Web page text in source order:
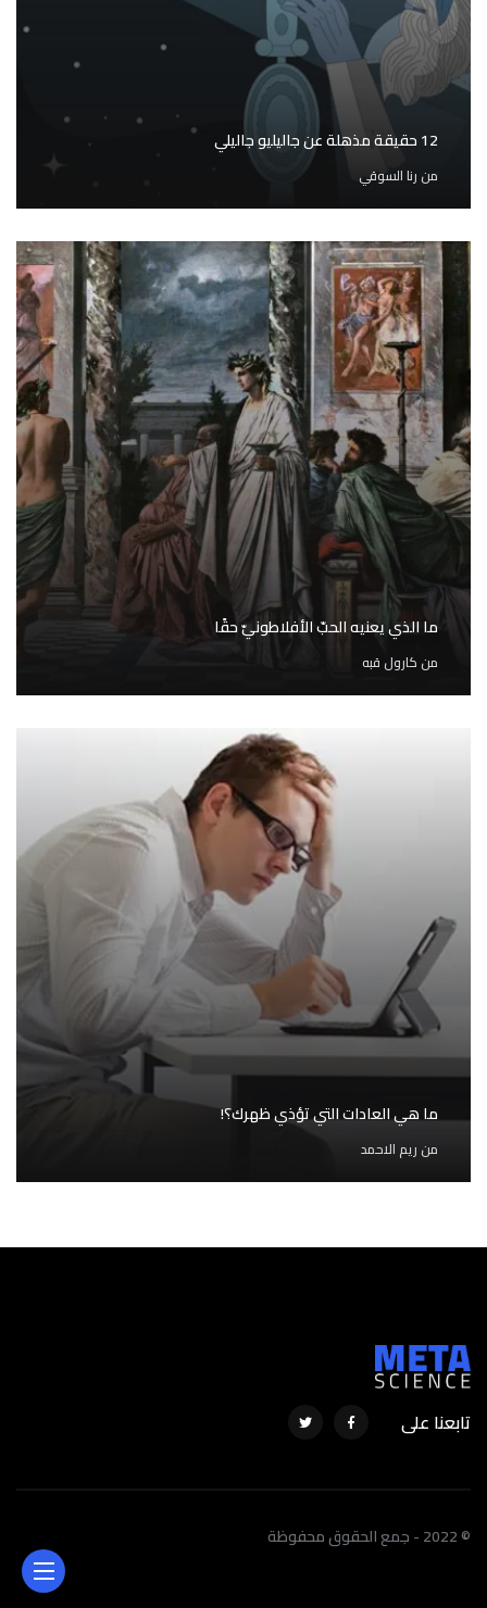
12 حقيقة مذهلة عن جاليليو جاليلي
من رنا السوقي
ما الذي يعنيه الحبّ الأفلاطونيّ حقًا
من كارول قبه
ما هي العادات التي تؤذي ظهرك؟!
من ريم الاحمد
تابعنا على
© 2022 - جمع الحقوق محفوظة